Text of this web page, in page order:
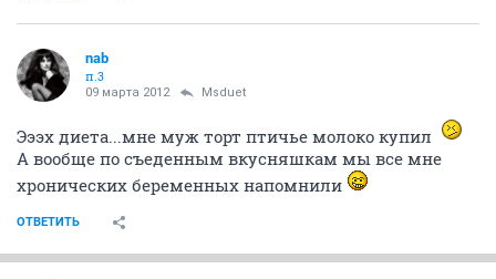
nab
п.3
09 марта 2012 Msduet
Эээх диета...мне муж торт птичье молоко купил
А вообще по съеденным вкусняшкам мы все мне
хронических беременных напомнили
ОТВЕТИТЬ